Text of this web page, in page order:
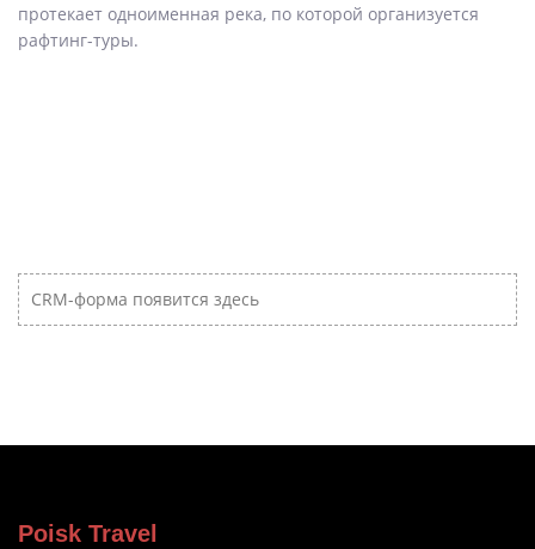
протекает одноименная река, по которой организуется
рафтинг-туры.
CRM-форма появится здесь
Poisk Travel